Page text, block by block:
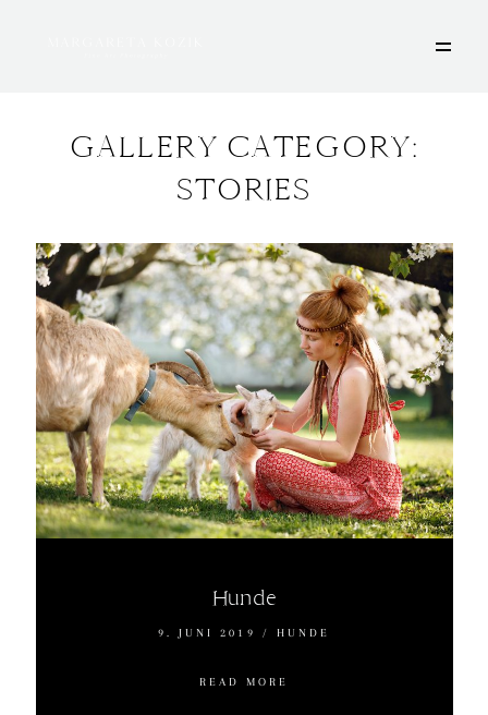
GALLERY CATEGORY:
STORIES
Hunde
9. JUNI 2019 / HUNDE
READ MORE
PORTFOLIO
DEINE FOTOSESSION
STORIES
KONTAKT